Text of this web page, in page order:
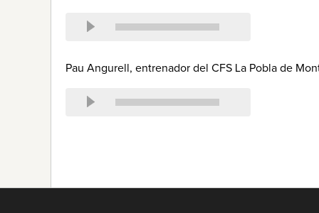
Pau Angurell, entrenador del CFS La Pobla de